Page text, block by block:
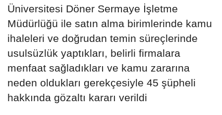
Üniversitesi Döner Sermaye İşletme
Müdürlüğü ile satın alma birimlerinde kamu
ihaleleri ve doğrudan temin süreçlerinde
usulsüzlük yaptıkları, belirli firmalara
menfaat sağladıkları ve kamu zararına
neden oldukları gerekçesiyle 45 şüpheli
hakkında gözaltı kararı verildi